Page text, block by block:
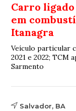
Carro
em
Itanagra
Veículo particular
2021 e 2022; TCM
Sarmento
Salvador, BA